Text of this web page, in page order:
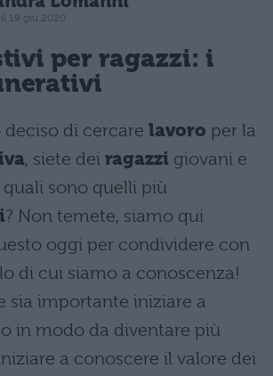
19 giu 2020
per ragazzi: i
di cercare lavoro per la
, siete dei ragazzi giovani e
sono quelli più
? Non temete, siamo qui
oggi per condividere con
di cui siamo a conoscenza!
sia importante iniziare a
in modo da diventare più
a conoscere il valore dei